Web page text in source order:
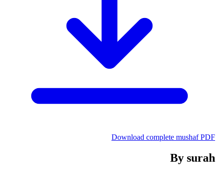
Download complete mushaf PDF
By surah